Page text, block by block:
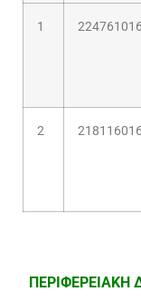
1
2
ΠΕΡΙΦΕΡΕΙΑΚΗ